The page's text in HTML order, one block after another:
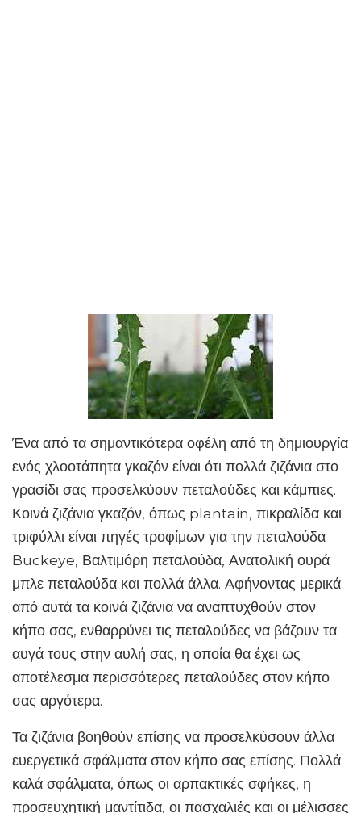
Ένα από τα σημαντικότερα οφέλη από τη δημιουργία
ενός χλοοτάπητα γκαζόν είναι ότι πολλά ζιζάνια στο
γρασίδι σας προσελκύουν πεταλούδες και κάμπιες.
Κοινά ζιζάνια γκαζόν, όπως plantain, πικραλίδα και
τριφύλλι είναι πηγές τροφίμων για την πεταλούδα
Buckeye, Βαλτιμόρη πεταλούδα, Ανατολική ουρά
μπλε πεταλούδα και πολλά άλλα. Αφήνοντας μερικά
από αυτά τα κοινά ζιζάνια να αναπτυχθούν στον
κήπο σας, ενθαρρύνει τις πεταλούδες να βάζουν τα
αυγά τους στην αυλή σας, η οποία θα έχει ως
αποτέλεσμα περισσότερες πεταλούδες στον κήπο
σας αργότερα.
Τα ζιζάνια βοηθούν επίσης να προσελκύσουν άλλα
ευεργετικά σφάλματα στον κήπο σας επίσης. Πολλά
καλά σφάλματα, όπως οι αρπακτικές σφήκες, η
προσευχητική μαντίτιδα, οι πασχαλιές και οι μέλισσες